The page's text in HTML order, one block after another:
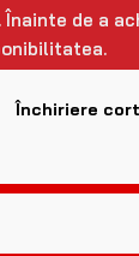
de a
Închiriere